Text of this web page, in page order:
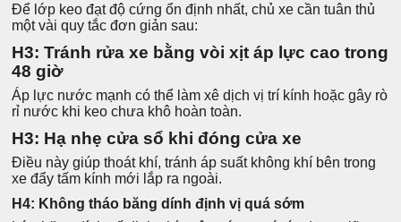
Để lớp keo đạt độ cứng ổn định nhất, chủ xe cần tuân thủ
một vài quy tắc đơn giản sau:
H3: Tránh rửa xe bằng vòi xịt áp lực cao trong
48 giờ
Áp lực nước mạnh có thể làm xê dịch vị trí kính hoặc gây rò
rỉ nước khi keo chưa khô hoàn toàn.
H3: Hạ nhẹ cửa sổ khi đóng cửa xe
Điều này giúp thoát khí, tránh áp suất không khí bên trong
xe đẩy tấm kính mới lắp ra ngoài.
H4: Không tháo băng dính định vị quá sớm